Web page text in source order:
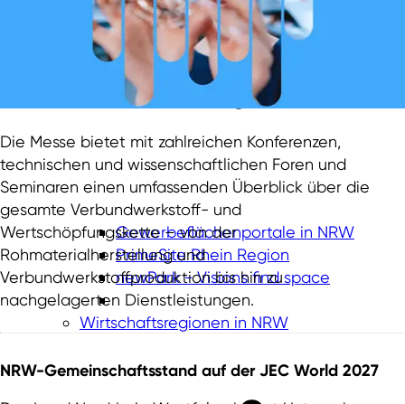
Gewerbeflächenportale in NRW
PrimeSite Rhein Region
newPark - Visions find space
Wirtschaftsregionen in NRW
Die Messe bietet mit zahlreichen Konferenzen,
technischen und wissenschaftlichen Foren und
Seminaren einen umfassenden Überblick über die
gesamte Verbundwerkstoff- und
Wertschöpfungskette – von der
Rohmaterialherstellung und
Verbundwerkstoffproduktion bis hin zu
nachgelagerten Dienstleistungen.
NRW-Gemeinschaftsstand auf der JEC World 2027